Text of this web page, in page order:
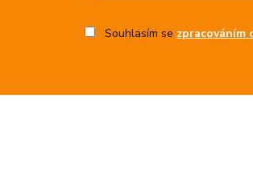
Souhlasím se zpracováním